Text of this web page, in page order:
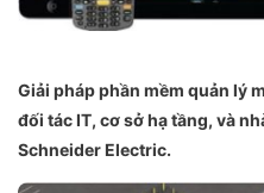
Giải pháp phần mềm quản lý
đối tác IT, cơ sở hạ tầng, và
Schneider Electric.